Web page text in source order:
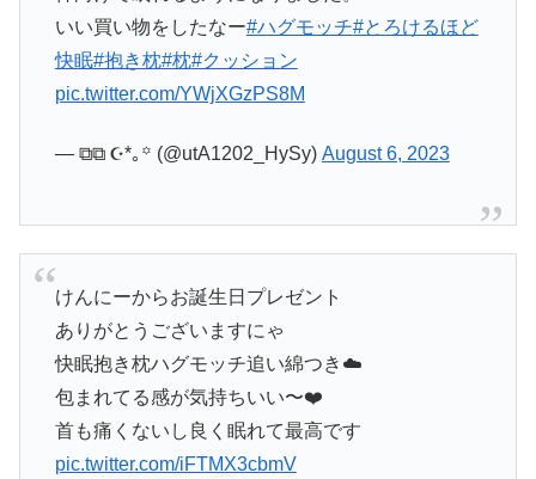
いい買い物をしたなー#ハグモッチ#とろけるほど
快眠#抱き枕#枕#クッション
pic.twitter.com/YWjXGzPS8M
— ⧉⧉ ☪︎*｡꙳ (@utA1202_HySy) August 6, 2023
けんにーからお誕生日プレゼント
ありがとうございますにゃ
快眠抱き枕ハグモッチ追い綿つき☁️
包まれてる感が気持ちいい〜❤️
首も痛くないし良く眠れて最高です
pic.twitter.com/iFTMX3cbmV